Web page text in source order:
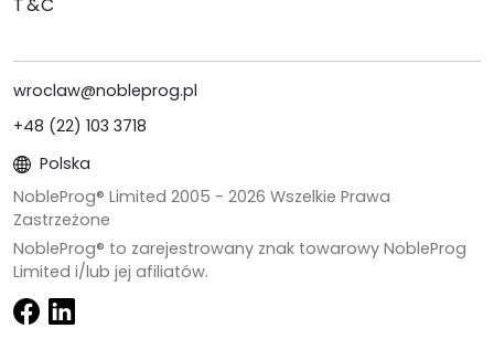
wroclaw@nobleprog.pl
+48 (22) 103 3718
Polska
NobleProg® Limited 2005 - 2026 Wszelkie Prawa
Zastrzeżone
NobleProg® to zarejestrowany znak towarowy NobleProg
Limited i/lub jej afiliatów.